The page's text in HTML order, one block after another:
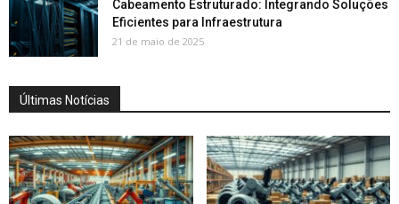
Cabeamento Estruturado: Integrando Soluções
Eficientes para Infraestrutura
21 de maio de 2025
Últimas Notícias